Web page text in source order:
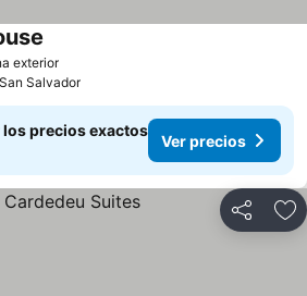
exteriorVer precios
San Salvador
los precios exactos
Ver precios
Compartir